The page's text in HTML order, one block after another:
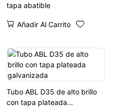
tapa abatible
Añadir Al Carrito
Tubo ABL D35 de alto brillo
con tapa plateada